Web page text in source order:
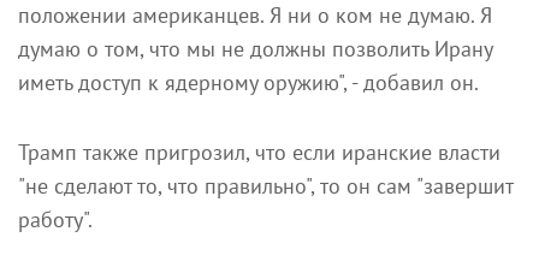
положении американцев. Я ни о ком не думаю. Я
думаю о том, что мы не должны позволить Ирану
иметь доступ к ядерному оружию", - добавил он.
Трамп также пригрозил, что если иранские власти
"не сделают то, что правильно", то он сам "завершит
работу".